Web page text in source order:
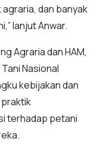
dan banyak
lanjut Anwar.
Agraria dan HAM,
Nasional
kebijakan dan
terhadap petani